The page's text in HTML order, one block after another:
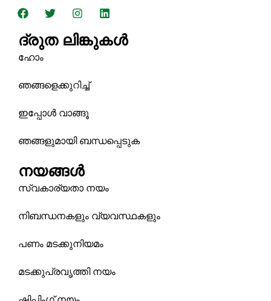
ഫേ
സ്ബു
ട്വി
റ്റ
ഇ
ൻ
സ്റ്റാ
ഗ്രാം
ലി
ങ്ക്ഡ്
ൻ
ദ്രുത ലിങ്കുകൾ
ഹോം
ഞങ്ങളെക്കുറിച്ച്
ഇപ്പോള്‍ വാങ്ങൂ
ഞങ്ങളുമായി ബന്ധപ്പെടുക
നയങ്ങൾ
സ്വകാര്യതാ നയം
നിബന്ധനകളും വ്യവസ്ഥകളും
പണം മടക്കുനിയമം
മടക്കുപ്രവൃത്തി നയം